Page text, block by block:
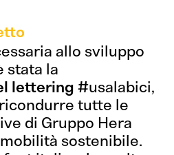
allo sviluppo
stata la
lettering #usalabici,
tutte le
di Gruppo Hera
sostenibile.